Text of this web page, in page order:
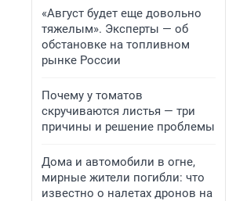
«Август будет еще довольно
тяжелым». Эксперты — об
обстановке на топливном
рынке России
Почему у томатов
скручиваются листья — три
причины и решение проблемы
Дома и автомобили в огне,
мирные жители погибли: что
известно о налетах дронов на